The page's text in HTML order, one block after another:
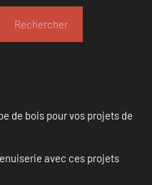
Rechercher
de bois pour vos projets de
avec ces projets